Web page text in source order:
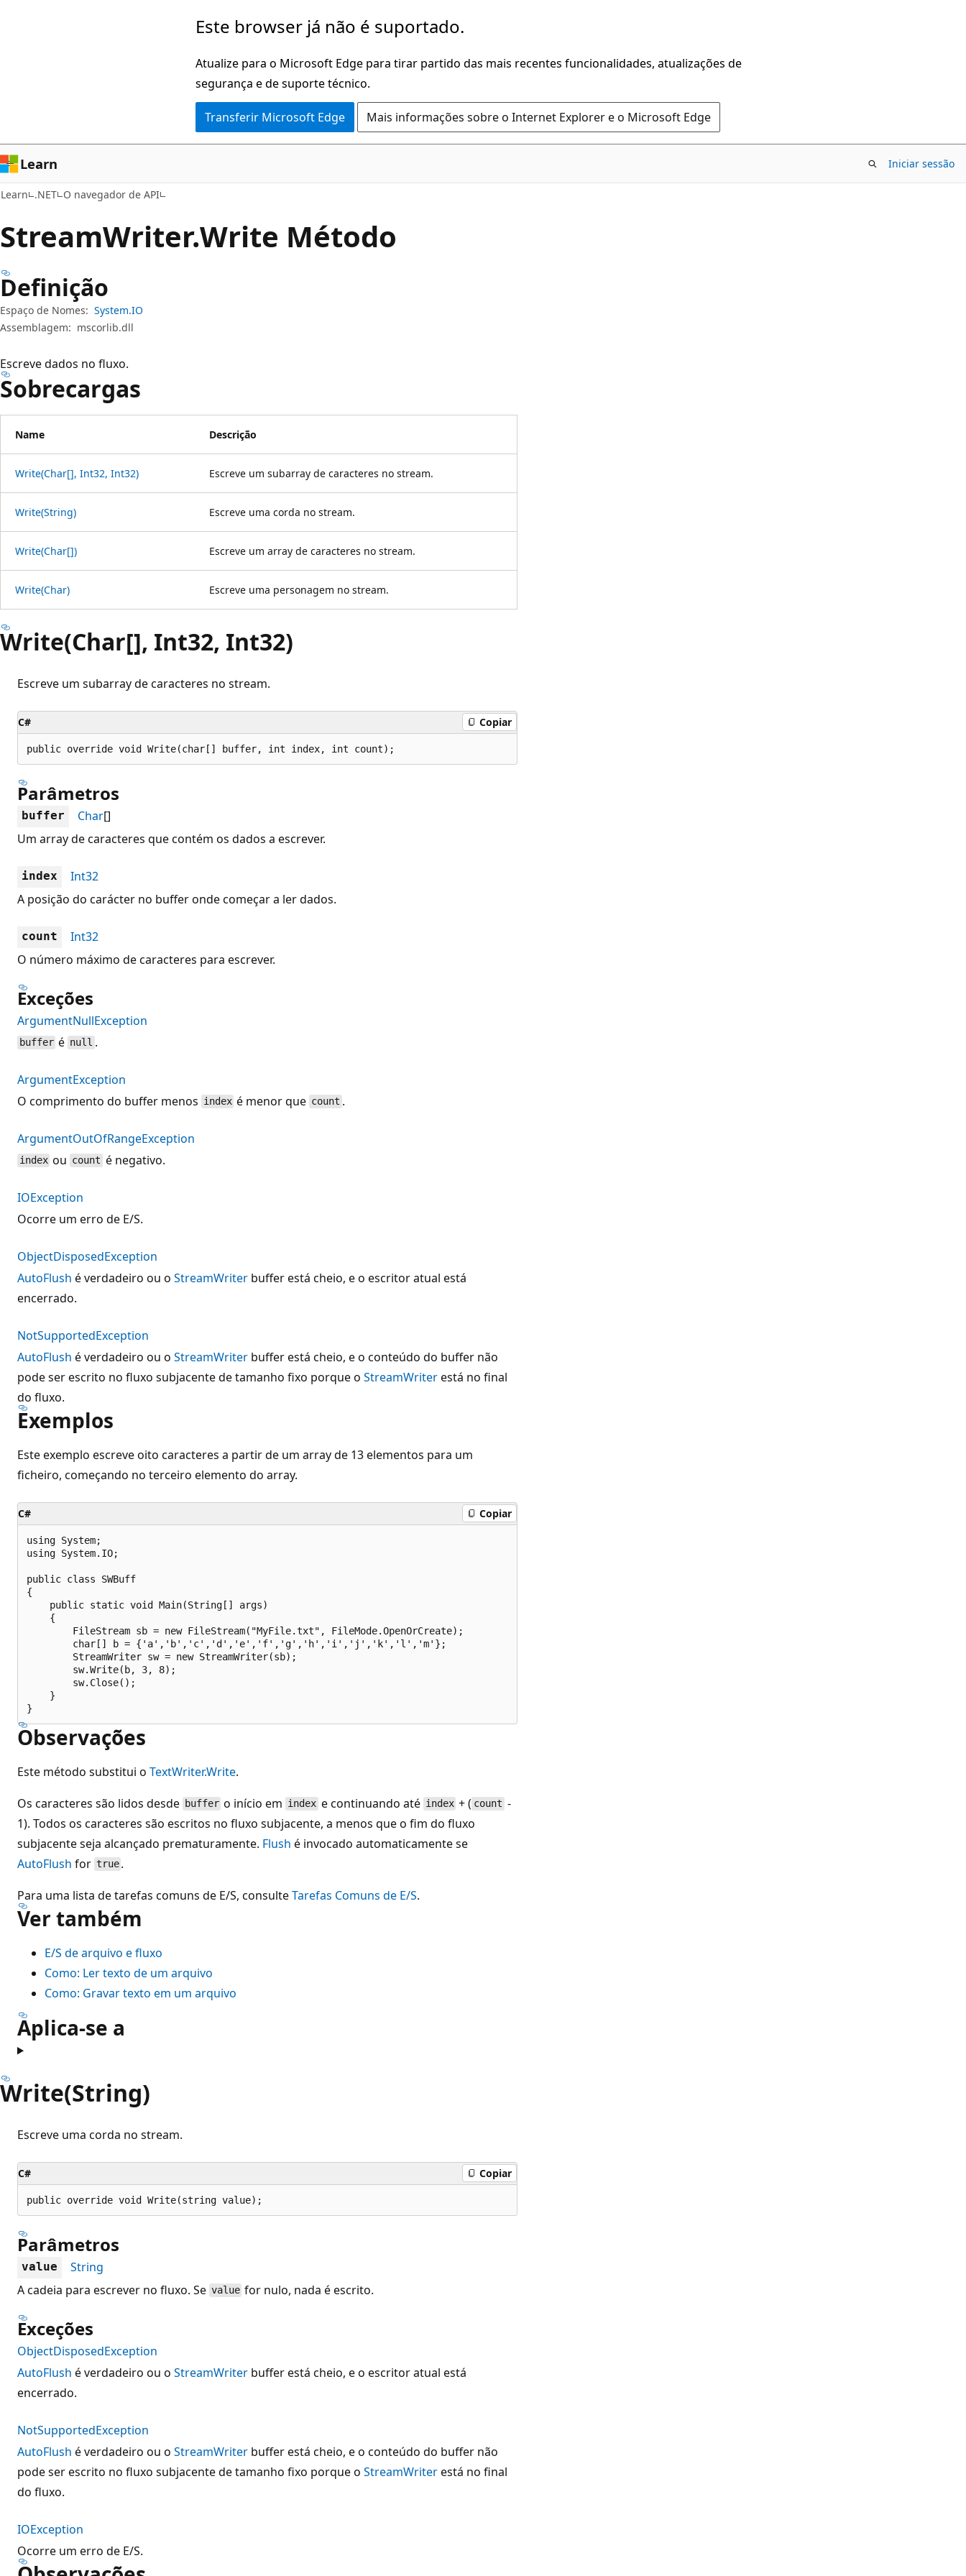
Este browser já não é suportado.
Atualize para o Microsoft Edge para tirar partido das mais recentes funcionalidades, atualizações de
segurança e de suporte técnico.
Transferir Microsoft Edge Mais informações sobre o Internet Explorer e o Microsoft Edge
Learn Iniciar sessão
Learn .NET O navegador de API
StreamWriter.Write Método
Definição
Espaço de Nomes: System.IO
Assemblagem: mscorlib.dll
Escreve dados no fluxo.
Sobrecargas
Name Descrição
Write(Char[], Int32, Int32) Escreve um subarray de caracteres no stream.
Write(String) Escreve uma corda no stream.
Write(Char[]) Escreve um array de caracteres no stream.
Write(Char) Escreve uma personagem no stream.
Write(Char[], Int32, Int32)
Escreve um subarray de caracteres no stream.
C# Copiar
public override void Write(char[] buffer, int index, int count);
Parâmetros
buffer Char[]
Um array de caracteres que contém os dados a escrever.
index
Int32
A posição do carácter no buffer onde começar a ler dados.
count
Int32
O número máximo de caracteres para escrever.
Exceções
ArgumentNullException
buffer é null .
ArgumentException
O comprimento do buffer menos index é menor que count .
ArgumentOutOfRangeException
index ou count é negativo.
IOException
Ocorre um erro de E/S.
ObjectDisposedException
AutoFlush é verdadeiro ou o StreamWriter buffer está cheio, e o escritor atual está
encerrado.
NotSupportedException
AutoFlush é verdadeiro ou o StreamWriter buffer está cheio, e o conteúdo do buffer não
pode ser escrito no fluxo subjacente de tamanho fixo porque o StreamWriterestá no final
do fluxo.
Exemplos
Este exemplo escreve oito caracteres a partir de um array de 13 elementos para um
ficheiro, começando no terceiro elemento do array.
C# Copiar
using System;
using System.IO;
public class SWBuff
{
    public static void Main(String[] args)
    {
        FileStream sb = new FileStream("MyFile.txt", FileMode.OpenOrCreate);
        char[] b = {'a','b','c','d','e','f','g','h','i','j','k','l','m'};
        StreamWriter sw = new StreamWriter(sb);
        sw.Write(b, 3, 8);
        sw.Close();
    }
Observações
Este método substitui o TextWriter.Write.
Os caracteres são lidos desde buffer o início em indexe continuando até index + ( count -
1). Todos os caracteres são escritos no fluxo subjacente, a menos que o fim do fluxo
subjacente seja alcançado prematuramente. Flush é invocado automaticamente se
AutoFlush for true .
Para uma lista de tarefas comuns de E/S, consulteTarefas Comuns de E/S.
Ver também
E/S de arquivo e fluxo
Como: Ler texto de um arquivo
Como: Gravar texto em um arquivo
Aplica-se a
Write(String)
Escreve uma corda no stream.
C# Copiar
public override void Write(string value);
Parâmetros
value
String
A cadeia para escrever no fluxo. Se value for nulo, nada é escrito.
Exceções
ObjectDisposedException
AutoFlush é verdadeiro ou o StreamWriter buffer está cheio, e o escritor atual está
encerrado.
NotSupportedException
AutoFlush é verdadeiro ou o StreamWriter buffer está cheio, e o conteúdo do buffer não
pode ser escrito no fluxo subjacente de tamanho fixo porque o StreamWriterestá no final
do fluxo.
IOException
Ocorre um erro de E/S.